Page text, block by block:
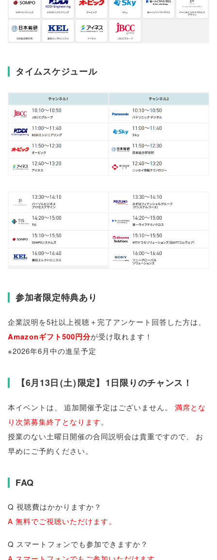
タイムスケジュール
参加者限定特典あり
企業説明を5社以上視聴＋完了アンケート回答した方は
Amazonギフト500円分が受け取れます！
※2026年6月中の進呈予定
【6月13日(土)限定】 1日限りのチャンス！
本イベントは 追加開催予定はございません。
満席とな
り次第募集終了となります。
授業のない土曜日開催の合同説明会は貴重ですので
お
早めにご予約ください。
FAQ
Q 視聴費はかかりますか？
A 無料でご視聴いただけます。
Q スマートフォンでも参加できますか？